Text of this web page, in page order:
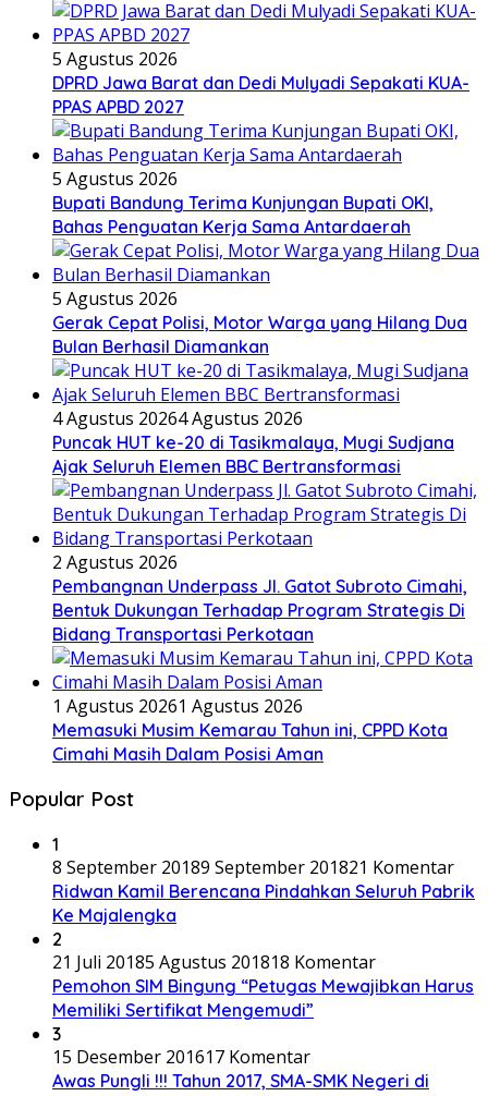
5 Agustus 2026
DPRD Jawa Barat dan Dedi Mulyadi Sepakati KUA-
PPAS APBD 2027
5 Agustus 2026
Bupati Bandung Terima Kunjungan Bupati OKI,
Bahas Penguatan Kerja Sama Antardaerah
5 Agustus 2026
Gerak Cepat Polisi, Motor Warga yang Hilang Dua
Bulan Berhasil Diamankan
4 Agustus 20264 Agustus 2026
Puncak HUT ke-20 di Tasikmalaya, Mugi Sudjana
Ajak Seluruh Elemen BBC Bertransformasi
2 Agustus 2026
Pembangnan Underpass Jl. Gatot Subroto Cimahi,
Bentuk Dukungan Terhadap Program Strategis Di
Bidang Transportasi Perkotaan
1 Agustus 20261 Agustus 2026
Memasuki Musim Kemarau Tahun ini, CPPD Kota
Cimahi Masih Dalam Posisi Aman
Popular Post
1
8 September 20189 September 201821 Komentar
Ridwan Kamil Berencana Pindahkan Seluruh Pabrik
Ke Majalengka
2
21 Juli 20185 Agustus 201818 Komentar
Pemohon SIM Bingung “Petugas Mewajibkan Harus
Memiliki Sertifikat Mengemudi”
3
15 Desember 201617 Komentar
Awas Pungli !!! Tahun 2017, SMA-SMK Negeri di